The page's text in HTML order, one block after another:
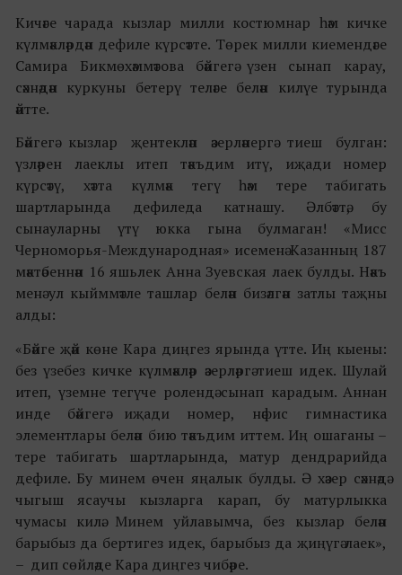
Кичәге чарада кызлар милли костюмнар һәм кичке
күлмәкләрдән дефиле күрсәтте. Төрек милли киемендәге
Самира Бикмөхәммәтова бәйгегә үзен сынап карау,
сәхнәдән куркуны бетерү теләге белән килүе турында
әйтте.
Бәйгегә кызлар җентекләп әзерләнергә тиеш булган:
үзләрен лаеклы итеп тәкъдим итү, иҗади номер
күрсәтү, хәтта күлмәк тегү һәм тере табигать
шартларында дефиледа катнашу. Әлбәттә, бу
сынауларны үтү юкка гына булмаган! «Мисс
Черноморья-Международная» исеменә Казанның 187
мәктәбеннән 16 яшьлек Анна Зуевская лаек булды. Нәкъ
менә ул кыйммәтле ташлар белән бизәлгән затлы таҗны
алды:
«Бәйге җәй көне Кара диңгез ярында үтте. Иң кыены:
без үзебез кичке күлмәкләр әзерләргә тиеш идек. Шулай
итеп, үземне тегүче ролендә сынап карадым. Аннан
инде бәйгегә иҗади номер, нәфис гимнастика
элементлары белән бию тәкъдим иттем. Иң ошаганы –
тере табигать шартларында, матур дендрарийда
дефиле. Бу минем өчен яңалык булды. Ә хәзер сәхнәдә
чыгыш ясаучы кызларга карап, бу матурлыкка
чумасы килә. Минем уйлавымча, без кызлар белән
барыбыз да бертигез идек, барыбыз да җиңүгә лаек»,
– дип сөйләде Кара диңгез чибәре.